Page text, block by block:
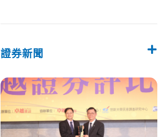
證券新聞